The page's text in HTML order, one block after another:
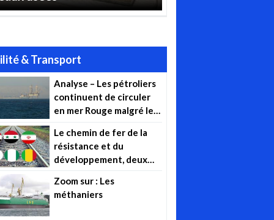
& Transport
Analyse – Les pétroliers
continuent de circuler
en mer Rouge malgré les
Le chemin de fer de la
résistance et du
développement, deux
et Algérie-Mali-Niger (…)
Zoom sur : Les
méthaniers